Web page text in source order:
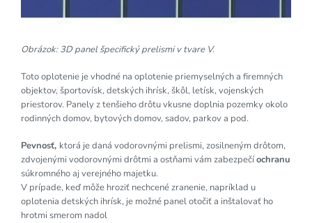
Obrázok: 3D panel špecifický prelismi v tvare V.
Toto oplotenie je vhodné na oplotenie priemyselných a firemných
objektov, športovísk, detských ihrísk, škôl, letísk, vojenských
priestorov. Panely z tenšieho drôtu vkusne doplnia pozemky okolo
rodinných domov, bytových domov, sadov, parkov a pod.
Pevnosť, ktorá je daná vodorovnými prelismi, zosilneným drôtom,
zdvojenými vodorovnými drôtmi a ostňami vám zabezpečíochranu
súkromného aj verejného majetku.
V prípade, keď môže hroziť nechcené zranenie, napríklad u
oplotenia detských ihrísk, je možné panel otočiť a inštalovať ho
hrotmi smerom nadol